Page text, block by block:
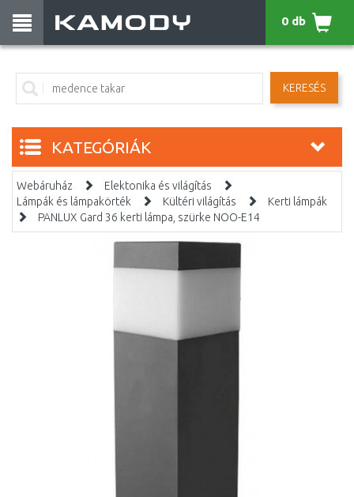
KERESÉS
0 db
KATEGÓRIÁK
Webáruház
Elektonika és világítás
Lámpák és lámpakörték
Kültéri világítás
Kerti lámpák
PANLUX Gard 36 kerti lámpa, szürke NOO-E14